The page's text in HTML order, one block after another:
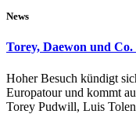
News
Torey, Daewon und
Hoher Besuch kündigt
Europatour und kommt
Torey Pudwill, Luis